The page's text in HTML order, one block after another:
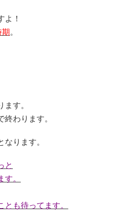
よ！
。
す。
わります。
ります。
と
。
とも待ってます。